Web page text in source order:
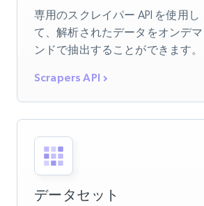
専用のスクレイパー API を使用し
て、解析されたデータをオンデマ
ンドで抽出することができます。
Scrapers API
データセット